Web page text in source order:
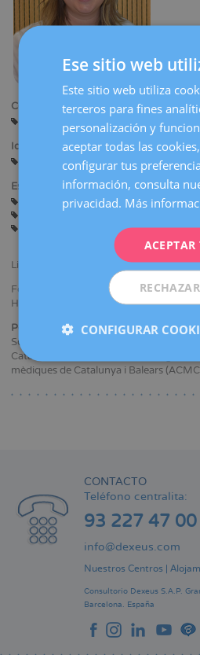
Centros:
Idiomas:
Castellano
Catalán
Inglés
Especialidades:
Asesoramiento antes del Embarazo
Ginecología General
Ecografía Obstétrica y Diagnóstico
Licenciada en Medicina por la
Formación M.I.R. como Especialista en
Hospital Clínic de Barcelona.
Pertenencia a sociedades médicas y/
Sociedad Española de Ginecología y
Catalana d’Obstetrícia i Ginecologia
mèdiques de Catalunya i Balears
CONTACTO
Teléfono centralita:
93 227 47 00
info@dexeus.com
Nuestros Centros |
Consultorio Dexeus S.A.P.
Barcelona. España
Ese sitio web
Este sitio web utiliza
terceros para fines
personalización y
aceptar todas las
configurar tus
información, consulta
privacidad. Más
ACEPTAR
CONFIGURAR